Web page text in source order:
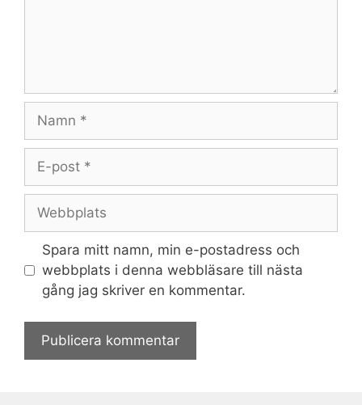
Namn
Webbplats
Spara mitt namn, min e-postadress och
webbplats i denna webbläsare till nästa
gång jag skriver en kommentar.